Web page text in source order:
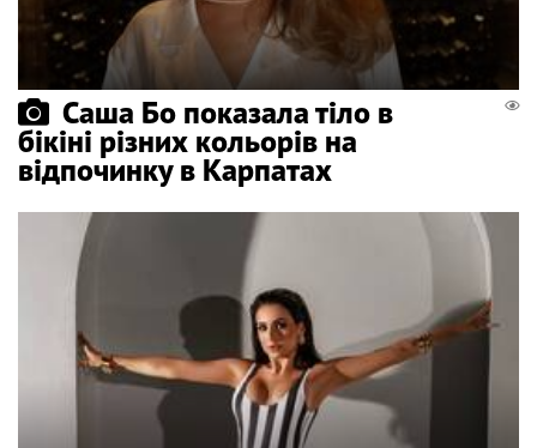
Саша Бо показала тіло в
бікіні різних кольорів на
відпочинку в Карпатах